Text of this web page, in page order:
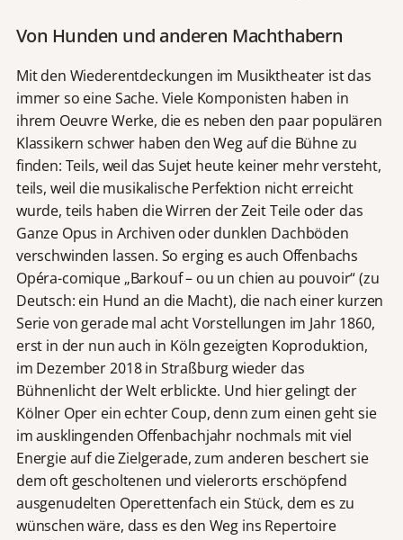
Von Hunden und anderen Machthabern
Mit den Wiederentdeckungen im Musiktheater ist das
immer so eine Sache. Viele Komponisten haben in
ihrem Oeuvre Werke, die es neben den paar populären
Klassikern schwer haben den Weg auf die Bühne zu
finden: Teils, weil das Sujet heute keiner mehr versteht,
teils, weil die musikalische Perfektion nicht erreicht
wurde, teils haben die Wirren der Zeit Teile oder das
Ganze Opus in Archiven oder dunklen Dachböden
verschwinden lassen. So erging es auch Offenbachs
Opéra-comique „Barkouf – ou un chien au pouvoir“ (zu
Deutsch: ein Hund an die Macht), die nach einer kurzen
Serie von gerade mal acht Vorstellungen im Jahr 1860,
erst in der nun auch in Köln gezeigten Koproduktion,
im Dezember 2018 in Straßburg wieder das
Bühnenlicht der Welt erblickte. Und hier gelingt der
Kölner Oper ein echter Coup, denn zum einen geht sie
im ausklingenden Offenbachjahr nochmals mit viel
Energie auf die Zielgerade, zum anderen beschert sie
dem oft gescholtenen und vielerorts erschöpfend
ausgenudelten Operettenfach ein Stück, dem es zu
wünschen wäre, dass es den Weg ins Repertoire